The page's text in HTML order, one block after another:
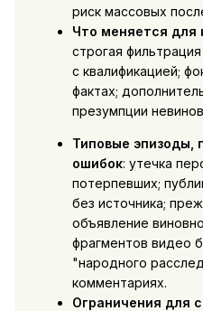
риск массовых
Что меняется для
строгая
с квалификацией;
фактах;
презумпции
Типовые эпизоды,
ошибок: утечка
потерпевших;
без источника;
объявление
фрагментов видео
"народного
комментариях.
Ограничения для